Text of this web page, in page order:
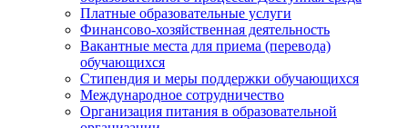
Платные образовательные услуги
Финансово-хозяйственная деятельность
Вакантные места для приема (перевода)
обучающихся
Стипендия и меры поддержки обучающихся
Международное сотрудничество
Организация питания в образовательной